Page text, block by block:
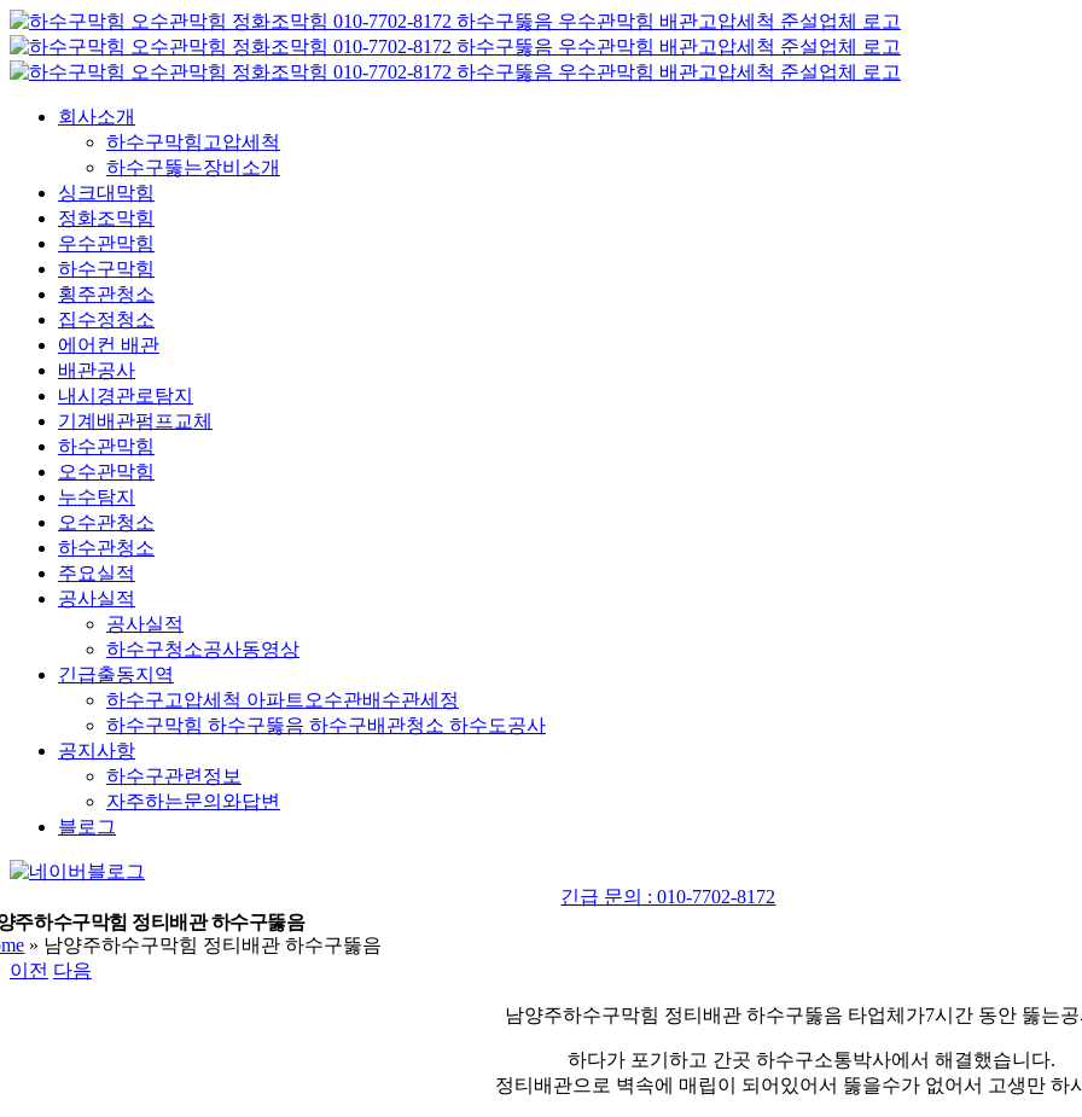
콘
텐
츠
회사소개
하수구막힘고압세척
하수구뚫는장비소개
싱크대막힘
정화조막힘
우수관막힘
하수구막힘
횡주관청소
집수정청소
에어컨 배관
배관공사
내시경관로탐지
기계배관펌프교체
하수관막힘
오수관막힘
누수탐지
오수관청소
하수관청소
주요실적
공사실적
공사실적
하수구청소공사동영상
긴급출동지역
하수구고압세척 아파트오수관배수관세정
하수구막힘 하수구뚫음 하수구배관청소 하수도공사
공지사항
하수구관련정보
자주하는문의와답변
블로그
네
버
블
로
긴급 문의 : 010-7702-8172
주하수구막힘 정티배관 하수구뚫음
» 남양주하수구막힘 정티배관 하수구뚫음
이전 다음
남양주하수구막힘 정티배관 하수구뚫음 타업체가7시간 동안 뚫는
하다가 포기하고 간곳 하수구소통박사에서 해결했습니다.
정티배관으로 벽속에 매립이 되어있어서 뚫을수가 없어서 고생만 하